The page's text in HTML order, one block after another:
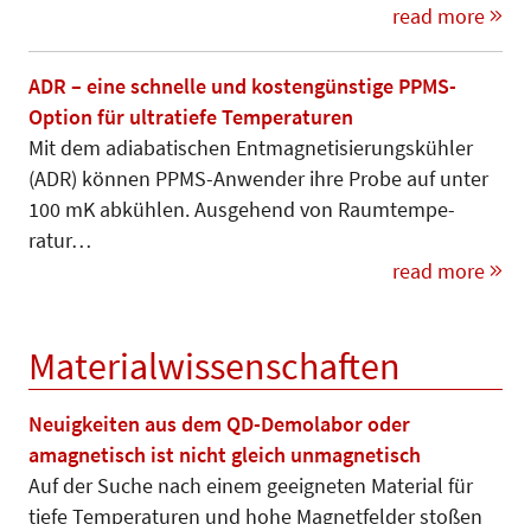
read more
ADR – eine schnelle und kostengünstige PPMS-
Option für ultratiefe Temperaturen
Mit dem adiabatischen Entmagneti­sie­rungskühler
(ADR) können PPMS-Anwender ihre Probe auf unter
100 mK abkühlen. Ausgehend von Raum­­tempe-­­
ratur…
read more
Materialwissenschaften
Neuigkeiten aus dem QD-Demolabor oder
amagnetisch ist nicht gleich unmagnetisch
Auf der Suche nach einem geeigneten Material für
tiefe Temperaturen und hohe Magnetfelder stoßen